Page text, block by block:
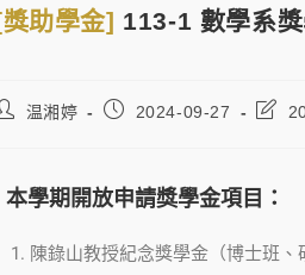
助學金] 113-1 數學系
温湘婷 2024-09-27
本學期開放申請獎學金項目：
陳錄山教授紀念獎學金（博士班、